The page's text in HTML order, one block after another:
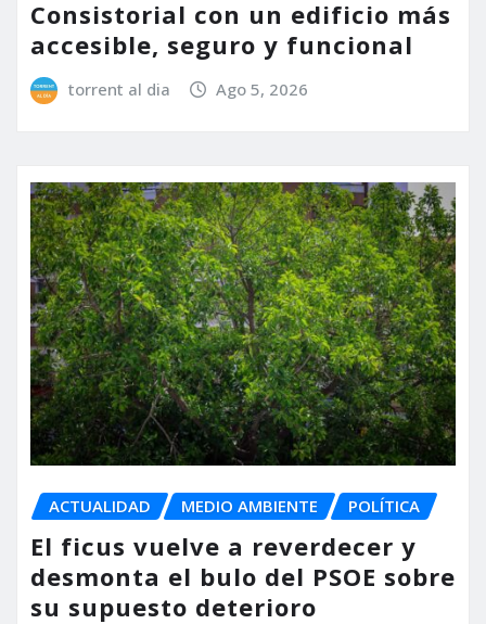
Consistorial con un edificio más
accesible, seguro y funcional
torrent al dia Ago 5, 2026
ACTUALIDAD MEDIO AMBIENTE POLÍTICA
El ficus vuelve a reverdecer y
desmonta el bulo del PSOE sobre
su supuesto deterioro